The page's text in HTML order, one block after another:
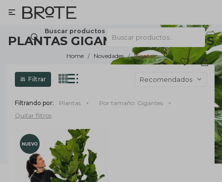
Buscar productos

PLANTAS GIGANTES EN NUEVOS
Home Novedades Plantas
Recomendados
Filtrando por: Plantas Por tamaño: Gigantes
Quitar filtros